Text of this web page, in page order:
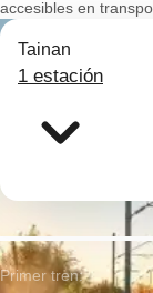
accesibles en
Tainan
1 estación
Primer tren: